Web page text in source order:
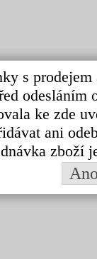
s
ke zde
ani
zboží